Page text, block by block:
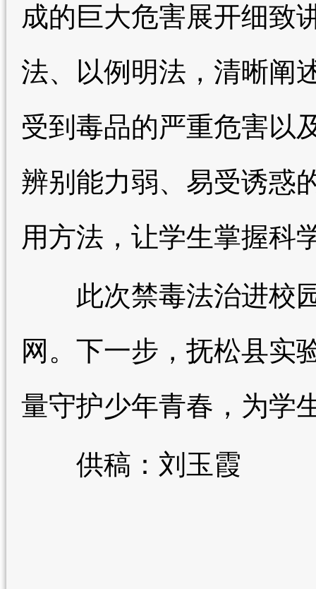
成的巨大危害展开细致
法、以例明法，清晰阐
受到毒品的严重危害以
辨别能力弱、易受诱惑
用方法，让学生掌握科
此次禁毒法治进校园
网。下一步，抚松县实
量守护少年青春，为学
供稿：刘玉霞